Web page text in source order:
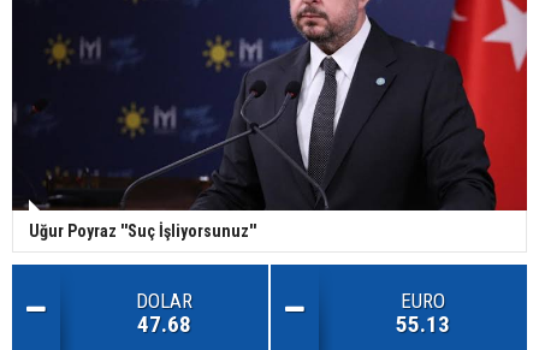
Uğur Poyraz ''Suç İşliyorsunuz''
DOLAR
47.68
EURO
55.13